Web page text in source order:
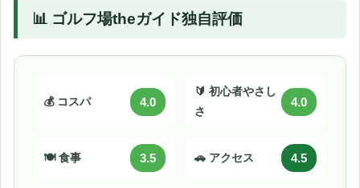
📊 ゴルフ場theガイド独自評価
💰 コスパ 4.0
🔰 初心者やさし
さ
4.0
🍽️ 食事 3.5 🚗 アクセス 4.5